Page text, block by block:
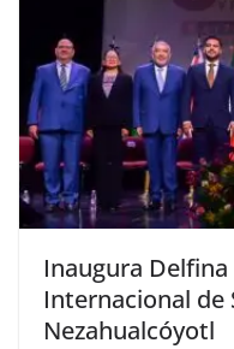
Inaugura
Internacional de
Nezahualcóyotl